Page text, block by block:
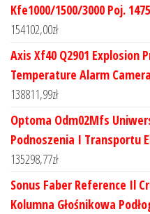
Kfe1000/1500/3000 Poj.
154102,00zł
Axis Xf40 Q2901 Explosion
Temperature Alarm
138811,99zł
Optoma Odm02Mfs
Podnoszenia I Transportu
135298,77zł
Sonus Faber Reference Il
Kolumna Głośnikowa